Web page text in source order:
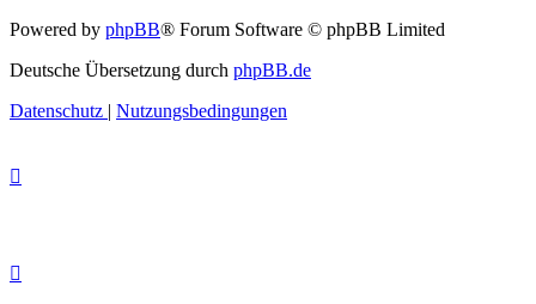
Powered by phpBB® Forum Software © phpBB Limited
Deutsche Übersetzung durch phpBB.de
Datenschutz | Nutzungsbedingungen